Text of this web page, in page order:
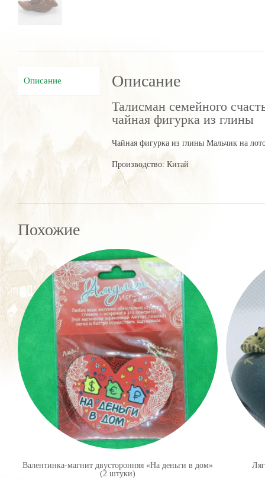
Описание Описание
Талисман семейного
чайная фигурка из глины
Чайная фигурка из глины Мальчик на
Производство: Китай
Похожие
Валентинка-магнит двусторонняя «На деньги в дом»
(2 штуки)